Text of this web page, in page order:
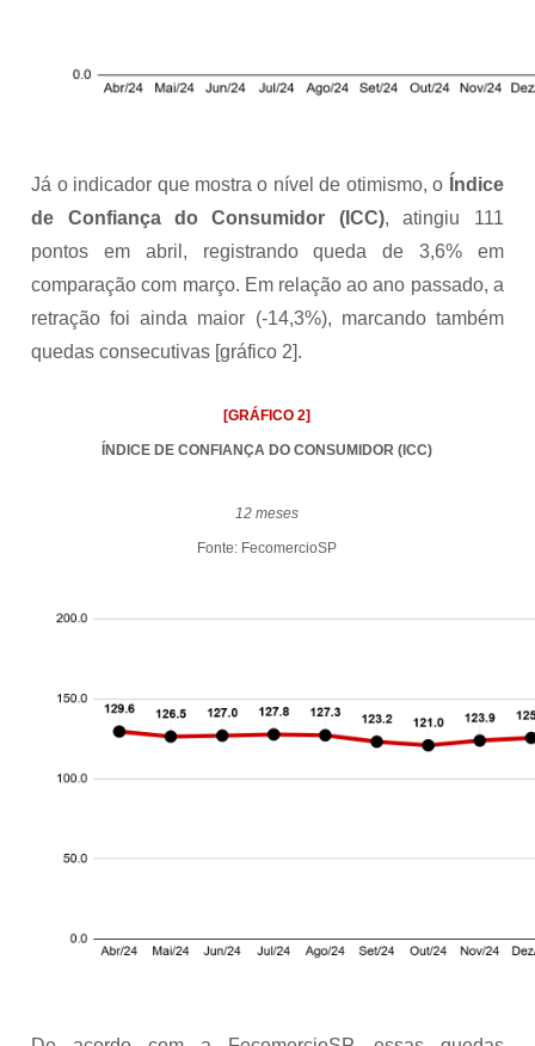
Já o indicador que mostra o nível de otimismo, o Índice
de Confiança do Consumidor
(ICC), atingiu 111
pontos em abril, registrando queda de 3,6% em
comparação com março. Em relação ao ano passado, a
retração foi ainda maior (-14,3%), marcando também
quedas consecutivas [gráfico 2].
[GRÁFICO 2]
ÍNDICE DE CONFIANÇA DO CONSUMIDOR (ICC)
12 meses
Fonte: FecomercioSP